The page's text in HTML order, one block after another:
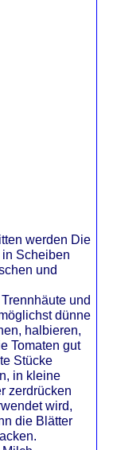
werden Die
Scheiben
und
und
dünne
halbieren,
Tomaten gut
Stücke
in kleine
zerdrücken
wird,
die Blätter